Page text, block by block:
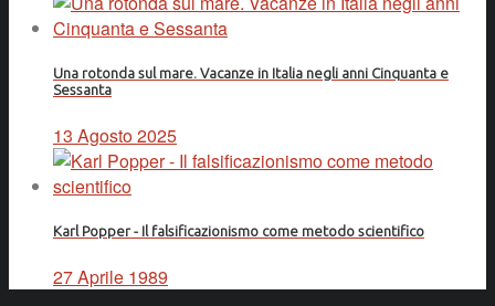
Una rotonda sul mare. Vacanze in Italia negli anni Cinquanta e
Sessanta
13 Agosto 2025
Karl Popper - Il falsificazionismo come metodo scientifico
27 Aprile 1989